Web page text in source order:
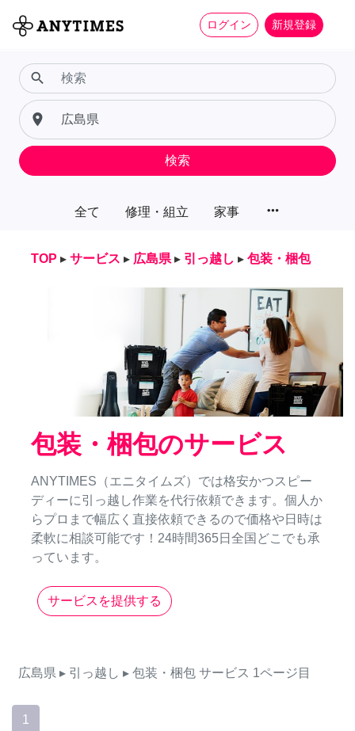
ログイン 新規登録
全て 修理・組立 家事 more_horiz
search
place
検索
TOP ▸ サービス ▸ 広島県 ▸ 引っ越し ▸ 包装・梱包
包装・梱包のサービス
ANYTIMES（エニタイムズ）では格安かつスピー
ディーに引っ越し作業を代行依頼できます。個人か
らプロまで幅広く直接依頼できるので価格や日時は
柔軟に相談可能です！24時間365日全国どこでも承
っています。
サービスを提供する
広島県 ▸ 引っ越し ▸ 包装・梱包 サービス 1ページ目
1